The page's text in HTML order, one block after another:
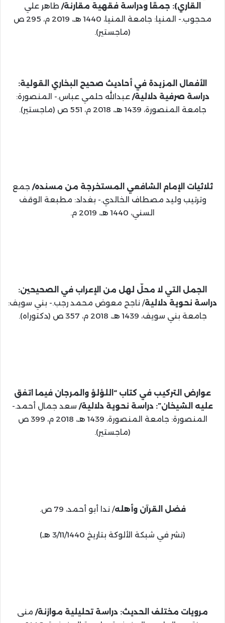
القاري): جمعًا ودراسة فقهية مقارنة/ طاهر علي
محجوب.- المنيا: جامعة المنيا، 1440 هـ، 2019 م، 295 ص
(ماجستير).
الأفعال المزيدة في أحاديث صحيح البخاري القولية:
دراسة صرفية دلالية/عبدالله حلمي عباس.- المنصورة:
جامعة المنصورة، 1439 هـ، 2018 م، 551 ص (ماجستير).
ثلاثيات الإمام الشافعي المستخرجة من مسنده/ جمع
وترتيب وليد مصطاف الخالدي.- بغداد: مطبعة الوقف
السني، 1440 هـ، 2019 م.
الجمل التي لا محلّ لهل من الإعراب في الصحيحين:
دراسة نحوية دلالية/ ناجح معوض محمد رجب.- بني سويف:
جامعة بني سويف، 1439 هـ، 2018 م، 357 ص (دكتوراه).
عوارض التركيب في كتاب “اللؤلؤ والمرجان فيما اتفق
عليه الشيخان”: دراسة نحوية دلالية/ سعد جمال أحمد.-
المنصورة: جامعة المنصورة، 1439 هـ، 2018 م، 399 ص
(ماجستير).
فضل القرآن وأهله/ ندا أبو أحمد، 79 ص.
(نشر في شبكة الألوكة بتاريخ 3/11/1440 هـ)
مرويات مختلف الحديث: دراسة تحليلية موازنة/ منى